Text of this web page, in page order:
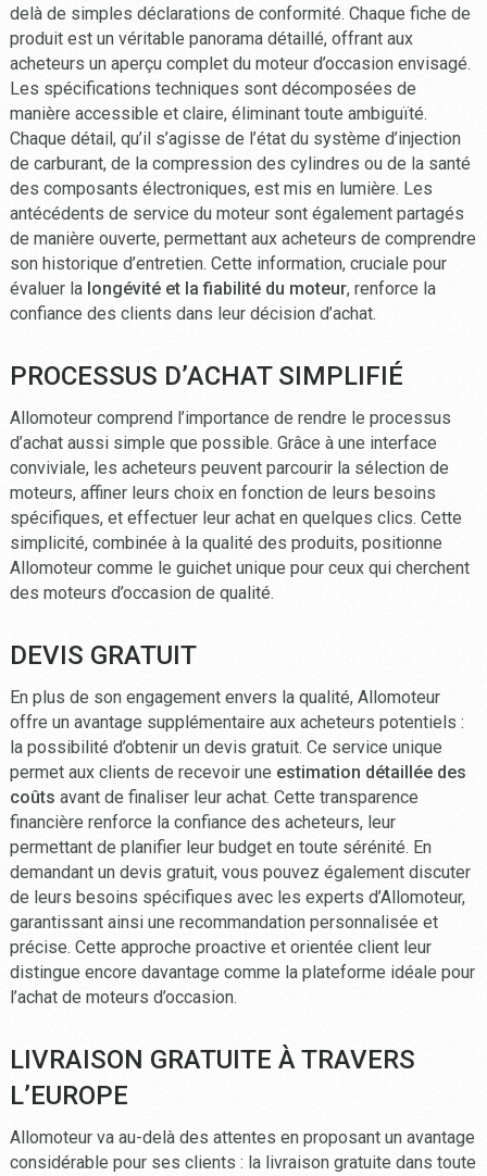
delà de simples déclarations de conformité. Chaque fiche de
produit est un véritable panorama détaillé, offrant aux
acheteurs un aperçu complet du moteur d’occasion envisagé.
Les spécifications techniques sont décomposées de
manière accessible et claire, éliminant toute ambiguïté.
Chaque détail, qu’il s’agisse de l’état du système d’injection
de carburant, de la compression des cylindres ou de la santé
des composants électroniques, est mis en lumière. Les
antécédents de service du moteur sont également partagés
de manière ouverte, permettant aux acheteurs de comprendre
son historique d’entretien. Cette information, cruciale pour
évaluer la longévité et la fiabilité du moteur, renforce la
confiance des clients dans leur décision d’achat.
PROCESSUS D’ACHAT SIMPLIFIÉ
Allomoteur comprend l’importance de rendre le processus
d’achat aussi simple que possible. Grâce à une interface
conviviale, les acheteurs peuvent parcourir la sélection de
moteurs, affiner leurs choix en fonction de leurs besoins
spécifiques, et effectuer leur achat en quelques clics. Cette
simplicité, combinée à la qualité des produits, positionne
Allomoteur comme le guichet unique pour ceux qui cherchent
des moteurs d’occasion de qualité.
DEVIS GRATUIT
En plus de son engagement envers la qualité, Allomoteur
offre un avantage supplémentaire aux acheteurs potentiels :
la possibilité d’obtenir un devis gratuit. Ce service unique
permet aux clients de recevoir une estimation détaillée des
coûts avant de finaliser leur achat. Cette transparence
financière renforce la confiance des acheteurs, leur
permettant de planifier leur budget en toute sérénité. En
demandant un devis gratuit, vous pouvez également discuter
de leurs besoins spécifiques avec les experts d’Allomoteur,
garantissant ainsi une recommandation personnalisée et
précise. Cette approche proactive et orientée client leur
distingue encore davantage comme la plateforme idéale pour
l’achat de moteurs d’occasion.
LIVRAISON GRATUITE À TRAVERS
L’EUROPE
Allomoteur va au-delà des attentes en proposant un avantage
considérable pour ses clients : la livraison gratuite dans toute